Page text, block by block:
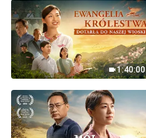
1:40:00